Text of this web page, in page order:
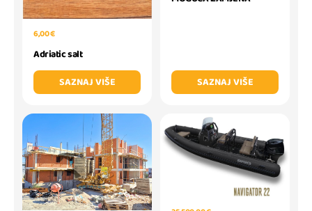
6,00 €
Adriatic salt
SAZNAJ VIŠE
SAZNAJ VIŠE